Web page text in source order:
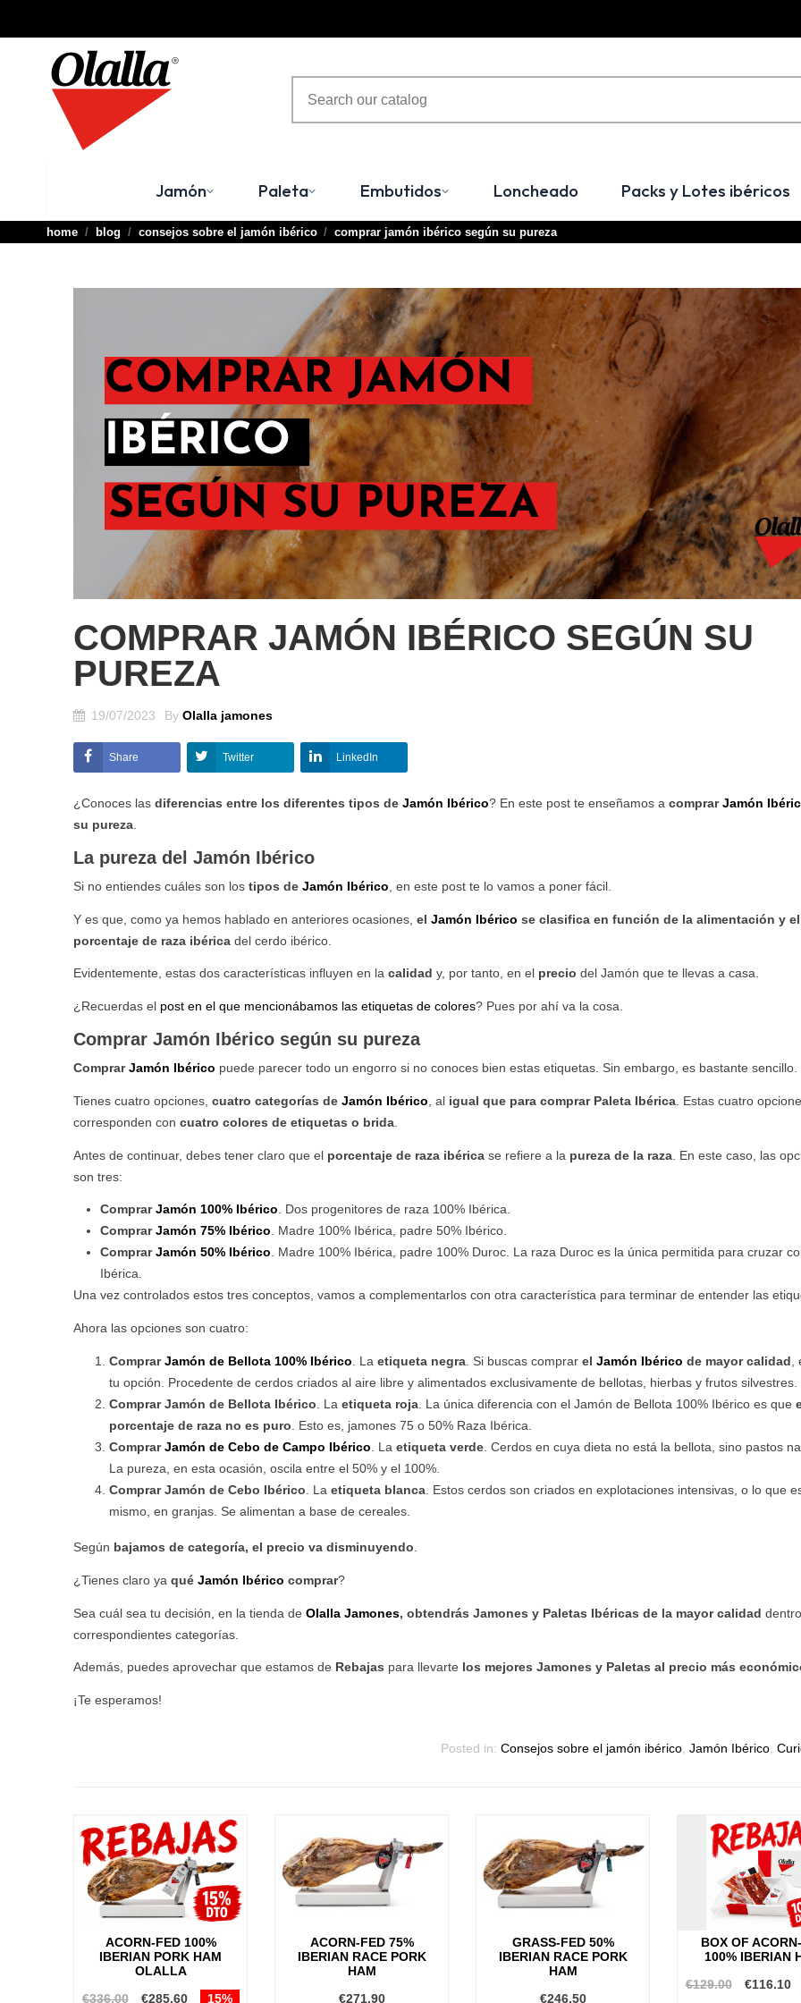
Jamón Paleta Embutidos Loncheado Packs y Lotes ibéricos
home blog consejos sobre el jamón ibérico comprar jamón ibérico según su pureza
COMPRAR JAMÓN IBÉRICO SEGÚN SU
PUREZA
19/07/2023 By Olalla jamones
Share Twitter LinkedIn
¿Conoces las diferencias entre los diferentes tipos de Jamón Ibérico? En este post te enseñamos a comprarJamón
su pureza
La pureza del Jamón Ibérico
Si no entiendes cuáles son los tipos de Jamón Ibérico , en este post te lo vamos a poner fácil.
Y es que, como ya hemos hablado en anteriores ocasiones, el Jamón Ibérico se clasifica en función de la alimentación y el
porcentaje de raza ibérica del cerdo ibérico.
Evidentemente, estas dos características influyen en la calidad y, por tanto, en el precio del Jamón que te llevas a casa.
¿Recuerdas el post en el que mencionábamos las etiquetas de colores? Pues por ahí va la cosa.
Comprar Jamón Ibérico según su pureza
ComprarJamón Ibérico puede parecer todo un engorro si no conoces bien estas etiquetas. Sin embargo, es bastante sencillo.
Tienes cuatro opciones, cuatro categorías de Jamón Ibérico , al igual que para comprar Paleta Ibérica . Estas cuatro
corresponden con cuatro colores de etiquetas o brida
Antes de continuar, debes tener claro que el porcentaje de raza ibérica se refiere a la pureza de la raza . En este caso, las
son tres:
ComprarJamón 100% Ibérico. Dos progenitores de raza 100% Ibérica.
ComprarJamón 75% Ibérico. Madre 100% Ibérica, padre 50% Ibérico.
ComprarJamón 50% Ibérico. Madre 100% Ibérica, padre 100% Duroc. La raza Duroc es la única permitida para cruzar
Ibérica.
Una vez controlados estos tres conceptos, vamos a complementarlos con otra característica para terminar de entender las
Ahora las opciones son cuatro:
ComprarJamón de Bellota 100% Ibérico . La etiqueta negra . Si buscas comprar el Jamón Ibérico de mayor calidad
tu opción. Procedente de cerdos criados al aire libre y alimentados exclusivamente de bellotas, hierbas y frutos silvestres.
Comprar Jamón de Bellota Ibérico . La etiqueta roja . La única diferencia con el Jamón de Bellota 100% Ibérico es que
porcentaje de raza no es puro . Esto es, jamones 75 o 50% Raza Ibérica.
ComprarJamón de Cebo de Campo Ibérico . La etiqueta verde . Cerdos en cuya dieta no está la bellota, sino pastos
La pureza, en esta ocasión, oscila entre el 50% y el 100%.
Comprar Jamón de Cebo Ibérico . La etiqueta blanca . Estos cerdos son criados en explotaciones intensivas, o lo que
mismo, en granjas. Se alimentan a base de cereales.
Según bajamos de categoría, el precio va disminuyendo
¿Tienes claro ya qué Jamón Ibérico comprar?
Sea cuál sea tu decisión, en la tienda de Olalla Jamones, obtendrás Jamones y Paletas Ibéricas de la mayor calidad
correspondientes categorías.
Además, puedes aprovechar que estamos de Rebajas para llevarte los mejores Jamones y Paletas al precio más
¡Te esperamos!
Posted in: Consejos sobre el jamón ibérico Jamón Ibérico
ACORN-FED 100%
IBERIAN PORK HAM
OLALLA
€336.00
€285.60 15%
ACORN-FED 75%
IBERIAN RACE PORK
HAM
€271.90
GRASS-FED 50%
IBERIAN RACE PORK
HAM
€246.50
BOX OF
100% IBERIAN
€129.00
€116.10